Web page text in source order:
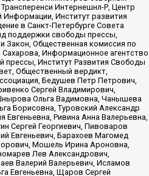
Интернешнл-Р, Центр
Институт развития
в Санкт-Петербурге Совета
поддержки свободы прессы,
Закон, Общественная комиссия по
Информационное агентство
прессы, Институт Развития Свободы
Общественный вердикт,
Бедушев Петр Петрович,
Сергей Владимирович,
Ольга Вадимовна, Чанышева
Борисовна, Туровский Александр
Евгеньевна, Ривина Анна Валерьевна,
Сергей Георгиевич, Пивоваров
Евгеньевич, Барахоев Магомед
Мошель Ирина Ароновна,
Лев Александрович,
Валерий Валерьевич, Исламов
Евгеньевна, Щаров Сергей